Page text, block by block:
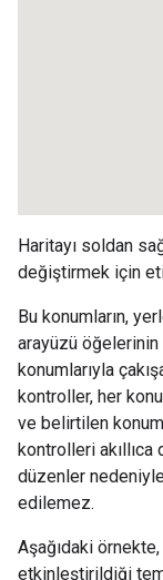
Haritayı soldan
değiştirmek için
Bu konumların,
arayüzü
konumlarıyla
kontroller, her
ve belirtilen
kontrolleri akıllıca
düzenler
edilemez.
Aşağıdaki
etkinleştirildiği